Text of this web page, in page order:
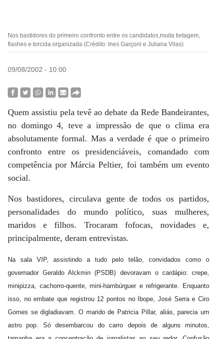
Nos bastidores do primeiro confronto entre os candidatos,muita tietagem,
flashes e torcida organizada (Crédito: Ines Garçoni e Juliana Vilas)
09/08/2002 - 10:00
Quem assistiu pela tevê ao debate da Rede Bandeirantes,
no domingo 4, teve a impressão de que o clima era
absolutamente formal. Mas a verdade é que o primeiro
confronto entre os presidenciáveis, comandado com
competência por Márcia Peltier, foi também um evento
social.
Nos bastidores, circulava gente de todos os partidos,
personalidades do mundo político, suas mulheres,
maridos e filhos. Trocaram fofocas, novidades e,
principalmente, deram entrevistas.
Na sala VIP, assistindo a tudo pelo telão, convidados como o
governador Geraldo Alckmin (PSDB) devoravam o cardápio: crepe,
minipizza, cachorro-quente, mini-hambúrguer e refrigerante. Enquanto
isso, no embate que registrou 12 pontos no Ibope, José Serra e Ciro
Gomes se digladiavam. O marido de Patricia Pillar, aliás, parecia um
astro pop. Só desembarcou do carro depois de alguns minutos,